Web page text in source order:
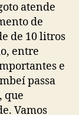
atende
de
de 10 litros
entre
e
passa
que
Vamos